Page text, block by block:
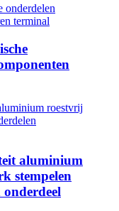
aluminium
stempelen
onderdeel